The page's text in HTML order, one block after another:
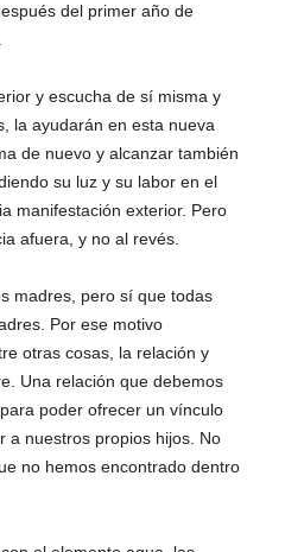
del primer año de
y escucha de sí misma y
la ayudarán en esta nueva
de nuevo y alcanzar también
su luz y su labor en el
manifestación exterior. Pero
afuera, y no al revés.
madres, pero sí que todas
Por ese motivo
otras cosas, la relación y
Una relación que debemos
poder ofrecer un vínculo
a nuestros propios hijos. No
no hemos encontrado dentro